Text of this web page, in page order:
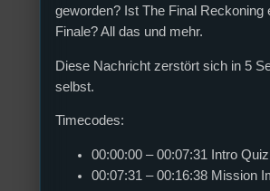
geworden? Ist The Final Reckoning
Finale? All das und mehr.
Diese Nachricht zerstört sich in 5
selbst.
Timecodes:
00:00:00 – 00:07:31 Intro Quiz
00:07:31 – 00:16:38 Mission